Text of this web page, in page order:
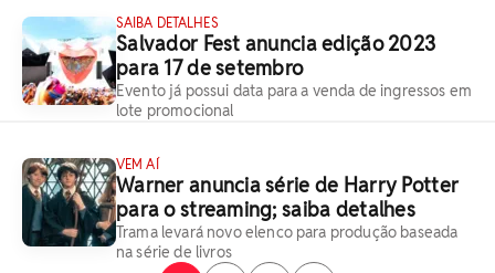
SAIBA DETALHES
Salvador Fest anuncia edição 2023
para 17 de setembro
Evento já possui data para a venda de ingressos em
lote promocional
VEM AÍ
Warner anuncia série de Harry Potter
para o streaming; saiba detalhes
Trama levará novo elenco para produção baseada
na série de livros